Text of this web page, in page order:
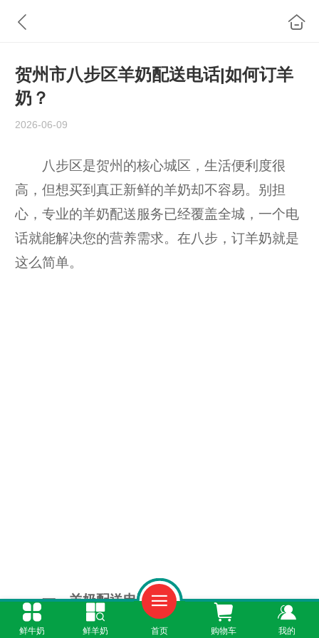
贺州市八步区羊奶配送电话|如何订羊
奶？
2026-06-09
八步区是贺州的核心城区，生活便利度很
高，但想买到真正新鲜的羊奶却不容易。别担
心，专业的羊奶配送服务已经覆盖全城，一个电
话就能解决您的营养需求。在八步，订羊奶就是
这么简单。
一、羊奶配送电话
鲜牛奶 鲜羊奶 首页 购物车 我的